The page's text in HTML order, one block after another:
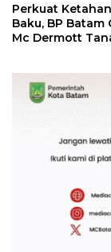
Perkuat
Baku, BP Batam
Mc Dermott